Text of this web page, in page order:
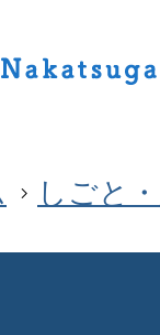
しごと